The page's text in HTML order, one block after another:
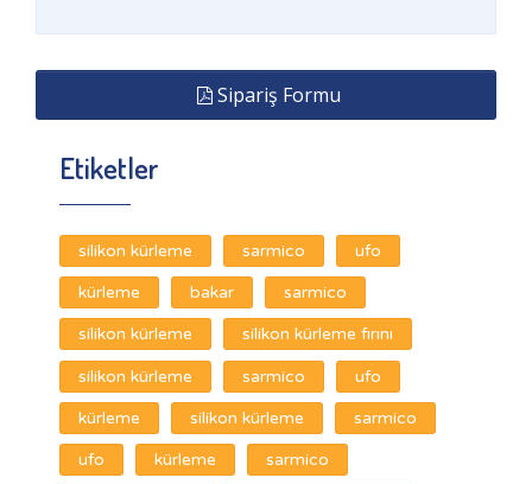
Sipariş Formu
Etiketler
silikon kürleme sarmico ufo
kürleme bakar sarmico
silikon kürleme silikon kürleme fırını
silikon kürleme sarmico ufo
kürleme silikon kürleme sarmico
ufo kürleme sarmico